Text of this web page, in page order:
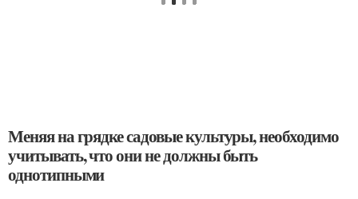
Меняя на грядке садовые культуры, необходимо
учитывать, что они не должны быть
однотипными